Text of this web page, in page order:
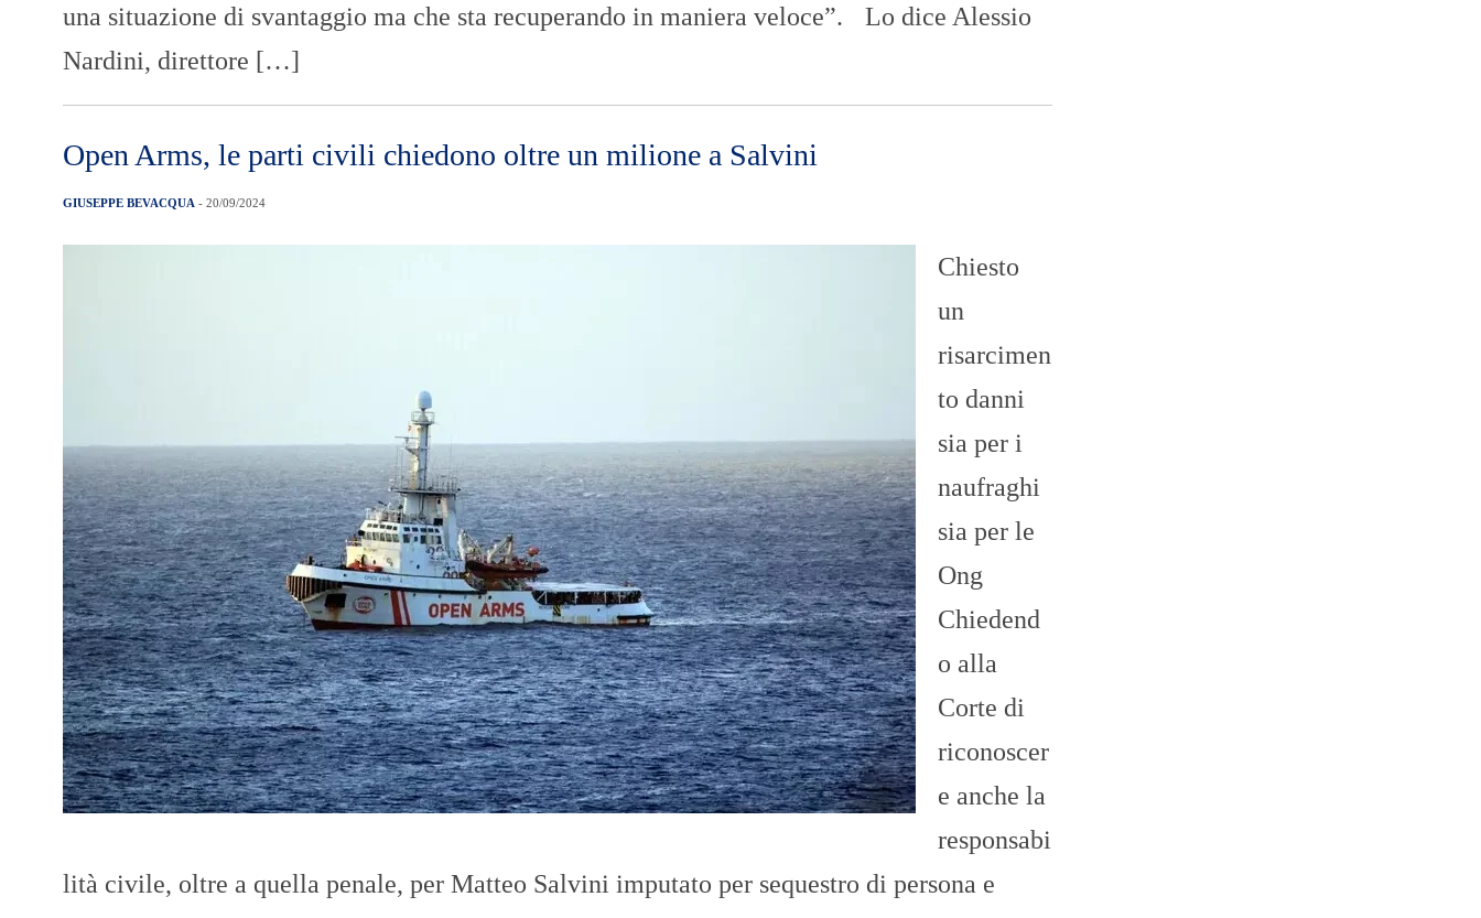
una situazione di svantaggio ma che sta recuperando in maniera veloce”. Lo dice Alessio
Nardini, direttore […]
Open Arms, le parti civili chiedono oltre un milione a Salvini
GIUSEPPE BEVACQUA - 20/09/2024
Chiesto
un
risarcimen
to danni
sia per i
naufraghi
sia per le
Ong
Chiedend
o alla
Corte di
riconoscer
e anche la
responsabi
lità civile, oltre a quella penale, per Matteo Salvini imputato per sequestro di persona e